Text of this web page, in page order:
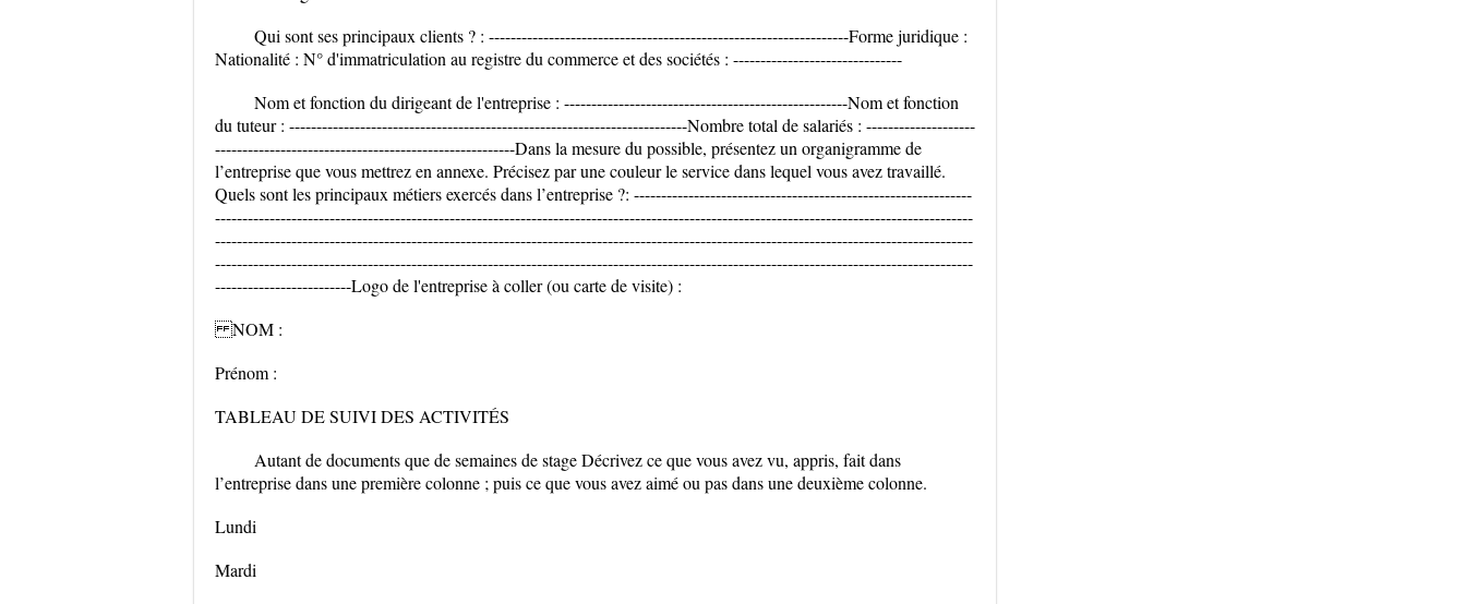
Qui sont ses principaux clients ? : ------------------------------------------------------------------Forme juridique :
Nationalité : N° d'immatriculation au registre du commerce et des sociétés : -------------------------------
Nom et fonction du dirigeant de l'entreprise : ----------------------------------------------------Nom et fonction
du tuteur : -------------------------------------------------------------------------Nombre total de salariés : --------------------
-------------------------------------------------------Dans la mesure du possible, présentez un organigramme de
l’entreprise que vous mettrez en annexe. Précisez par une couleur le service dans lequel vous avez travaillé.
Quels sont les principaux métiers exercés dans l’entreprise ?: --------------------------------------------------------------
-------------------------------------------------------------------------------------------------------------------------------------------
-------------------------------------------------------------------------------------------------------------------------------------------
-------------------------------------------------------------------------------------------------------------------------------------------
-------------------------Logo de l'entreprise à coller (ou carte de visite) :
NOM :
Prénom :
TABLEAU DE SUIVI DES ACTIVITÉS
Autant de documents que de semaines de stage Décrivez ce que vous avez vu, appris, fait dans
l’entreprise dans une première colonne ; puis ce que vous avez aimé ou pas dans une deuxième colonne.
Lundi
Mardi